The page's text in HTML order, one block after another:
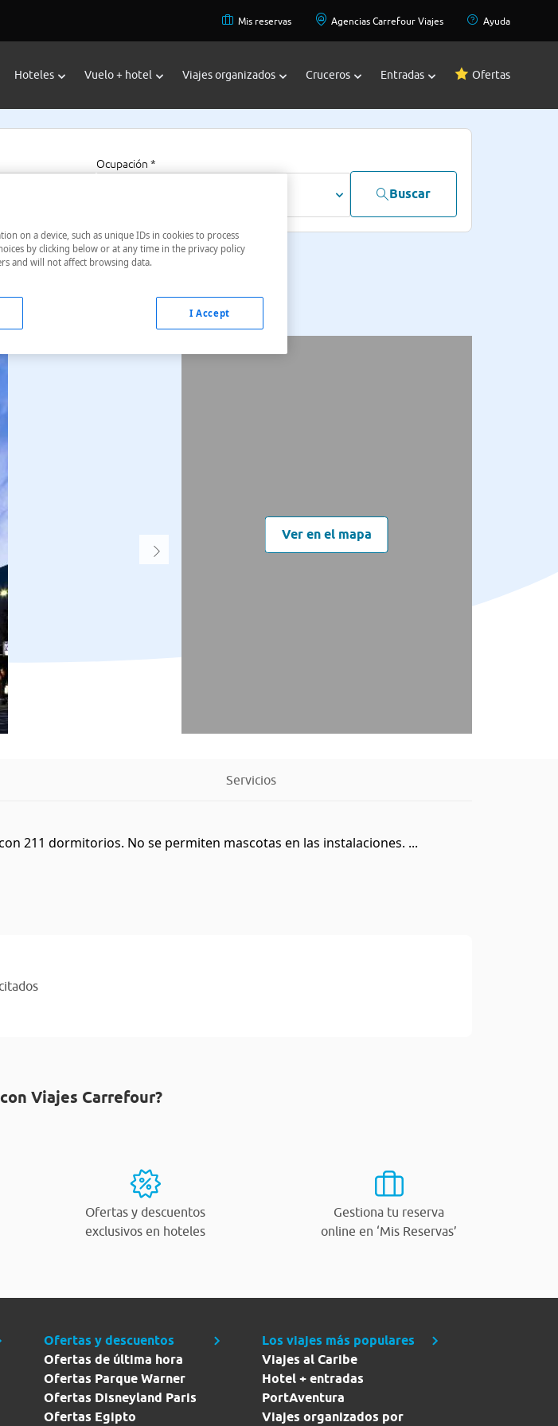
Mis reservas Agencias Carrefour Viajes Ayuda
Hoteles Vuelo + hotel Viajes organizados Cruceros Entradas Ofertas
Ocupación *
Buscar
Ver en el mapa
Servicios
211 dormitorios. No se permiten mascotas en las instalaciones. ...
Viajes Carrefour?
Ofertas y descuentos
exclusivos en hoteles
Gestiona tu reserva
online en ‘Mis Reservas’
Ofertas y descuentos
Ofertas de última hora
Ofertas Parque Warner
Ofertas Disneyland Paris
Ofertas Egipto
Los viajes más populares
Viajes al Caribe
Hotel + entradas
PortAventura
Viajes organizados por
on a device, such as unique IDs in cookies to process
by clicking below or at any time in the privacy policy
and will not affect browsing data.
I Accept